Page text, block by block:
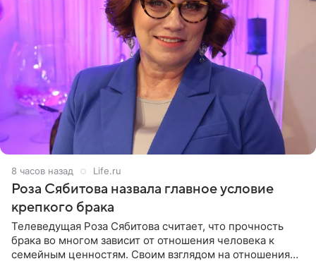
8 часов назад Life.ru
Роза Сябитова назвала главное условие
крепкого брака
Телеведущая Роза Сябитова считает, что прочность
брака во многом зависит от отношения человека к
семейным ценностям. Своим взглядом на отношения